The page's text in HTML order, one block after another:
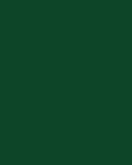
Милый!»
увидеть кого-то
неделю. Ещё раз:
третья –
воздержания – это
Царству!
но я забыл. И я
с ним борьбу.